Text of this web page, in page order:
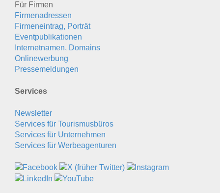
Für Firmen
Firmenadressen
Firmeneintrag, Porträt
Eventpublikationen
Internetnamen, Domains
Onlinewerbung
Pressemeldungen
Services
Newsletter
Services für Tourismusbüros
Services für Unternehmen
Services für Werbeagenturen